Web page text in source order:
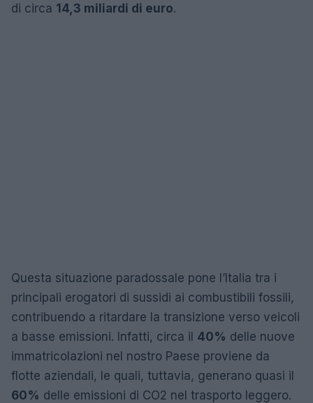
di circa 14,3 miliardi di euro.
Questa situazione paradossale pone l’Italia tra i
principali erogatori di sussidi ai combustibili fossili,
contribuendo a ritardare la transizione verso veicoli
a basse emissioni. Infatti, circa il 40% delle nuove
immatricolazioni nel nostro Paese proviene da
flotte aziendali, le quali, tuttavia, generano quasi il
60% delle emissioni di CO2 nel trasporto leggero.